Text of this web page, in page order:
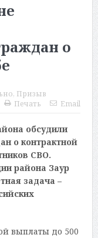
о
, Призыв
Печать
Email
обсудили
о контрактной
СВО.
района Заур
задача –
выплаты до 500